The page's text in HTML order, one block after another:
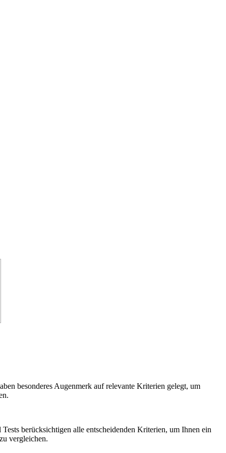
besonderes Augenmerk auf relevante Kriterien gelegt, um
berücksichtigen alle entscheidenden Kriterien, um Ihnen ein
vergleichen.